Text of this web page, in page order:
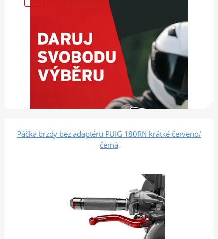
Páčka brzdy bez adaptéru PUIG 180RN krátké červeno/
černá